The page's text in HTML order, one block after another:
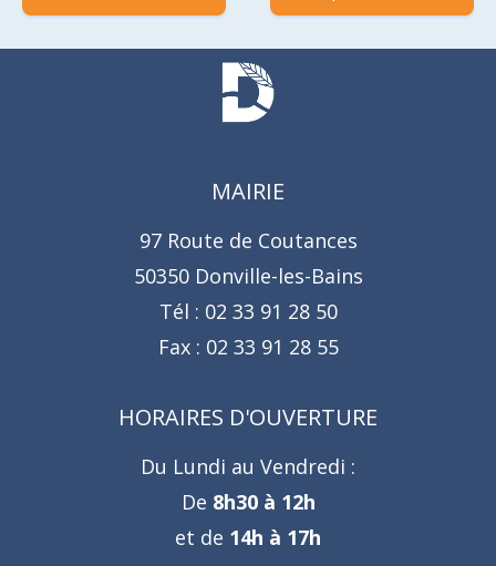
MAIRIE
97 Route de Coutances
50350 Donville-les-Bains
Tél : 02 33 91 28 50
Fax : 02 33 91 28 55
HORAIRES D'OUVERTURE
Du Lundi au Vendredi :
De 8h30 à 12h
et de 14h à 17h